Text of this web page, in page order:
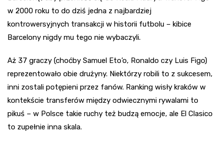
w 2000 roku to do dziś jedna z najbardziej
kontrowersyjnych transakcji w historii futbolu – kibice
Barcelony nigdy mu tego nie wybaczyli.
Aż 37 graczy (choćby Samuel Eto’o, Ronaldo czy Luis Figo)
reprezentowało obie drużyny. Niektórzy robili to z sukcesem,
inni zostali potępieni przez fanów. Ranking wisły kraków w
kontekście transferów między odwiecznymi rywalami to
pikuś – w Polsce takie ruchy też budzą emocje, ale El Clasico
to zupełnie inna skala.